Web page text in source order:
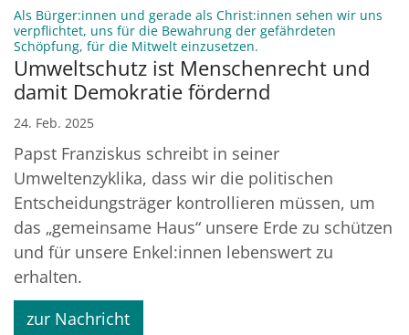
Als Bürger:innen und gerade als Christ:innen sehen wir uns
verpflichtet, uns für die Bewahrung der gefährdeten
Schöpfung, für die Mitwelt einzusetzen.
Umweltschutz ist Menschenrecht und
damit Demokratie fördernd
24. Feb. 2025
Papst Franziskus schreibt in seiner
Umweltenzyklika, dass wir die politischen
Entscheidungsträger kontrollieren müssen, um
das „gemeinsame Haus“ unsere Erde zu schützen
und für unsere Enkel:innen lebenswert zu
erhalten.
zur Nachricht